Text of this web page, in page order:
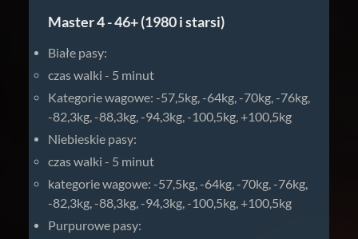
Master 4 - 46+ (1980 i starsi)
Białe pasy:
czas walki - 5 minut
Kategorie wagowe: -57,5kg, -64kg, -70kg, -76kg,
-82,3kg, -88,3kg, -94,3kg, -100,5kg, +100,5kg
Niebieskie pasy:
czas walki - 5 minut
kategorie wagowe: -57,5kg, -64kg, -70kg, -76kg,
-82,3kg, -88,3kg, -94,3kg, -100,5kg, +100,5kg
Purpurowe pasy: